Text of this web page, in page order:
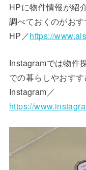
HPに物件情報が紹
調べておくのがおす
HP／https://
Instagramでは物件
での暮らしやおす
Instagram／
https://